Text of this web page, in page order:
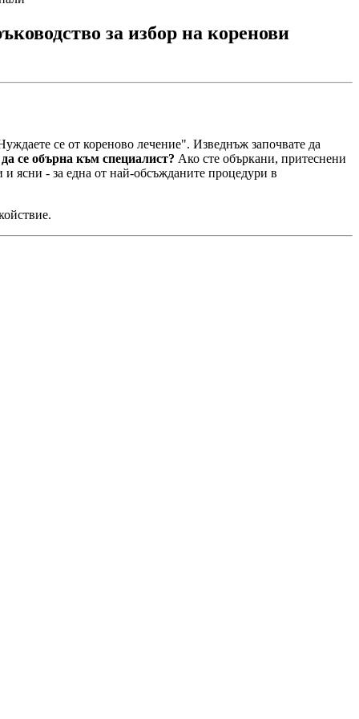
за избор на коренови
се от кореново лечение". Изведнъж започвате да
се обърна към специалист? Ако сте объркани, притеснени
ясни - за една от най-обсъжданите процедури в